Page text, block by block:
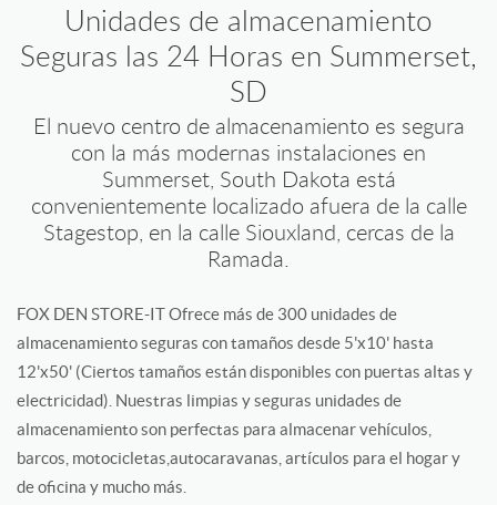
Unidades de almacenamiento
Seguras las 24 Horas en Summerset,
SD
El nuevo centro de almacenamiento es segura
con la más modernas instalaciones en
Summerset, South Dakota está
convenientemente localizado afuera de la calle
Stagestop, en la calle Siouxland, cercas de la
Ramada.
FOX DEN STORE-IT Ofrece más de 300 unidades de
almacenamiento seguras con tamaños desde 5'x10' hasta
12'x50' (Ciertos tamaños están disponibles con puertas altas y
electricidad). Nuestras limpias y seguras unidades de
almacenamiento son perfectas para almacenar vehículos,
barcos, motocicletas,autocaravanas, artículos para el hogar y
de oficina y mucho más.